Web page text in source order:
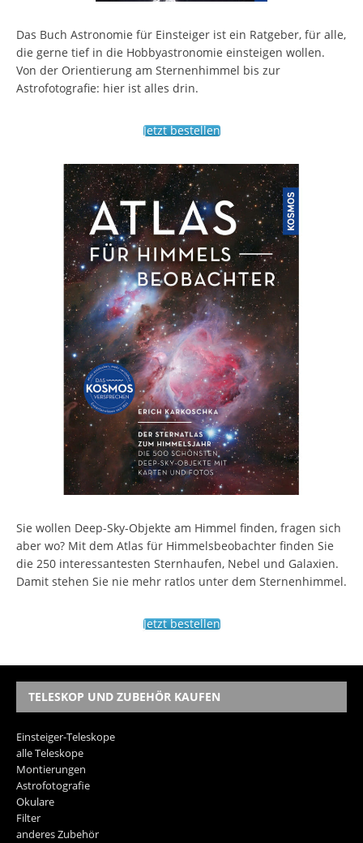
Das Buch Astronomie für Einsteiger ist ein Ratgeber, für alle,
die gerne tief in die Hobbyastronomie einsteigen wollen.
Von der Orientierung am Sternenhimmel bis zur
Astrofotografie: hier ist alles drin.
Jetzt bestellen
Sie wollen Deep-Sky-Objekte am Himmel finden, fragen sich
aber wo? Mit dem Atlas für Himmelsbeobachter finden Sie
die 250 interessantesten Sternhaufen, Nebel und Galaxien.
Damit stehen Sie nie mehr ratlos unter dem Sternenhimmel.
Jetzt bestellen
TELESKOP UND ZUBEHÖR KAUFEN
Einsteiger-Teleskope
alle Teleskope
Montierungen
Astrofotografie
Okulare
Filter
anderes Zubehör